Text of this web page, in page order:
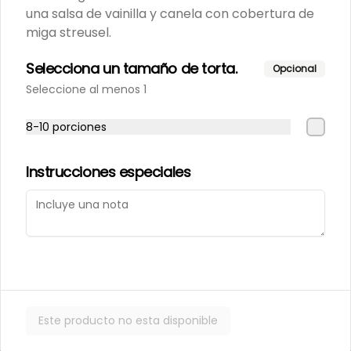
Porción de nuestro tradicional
kuchen de nuez.
$6.000
Porción de Torta Hojarasca
Capas de hojarasca rellenas con
manjar, plátano y crema de
vainilla.
Alfajores
una salsa de vainilla y canela con cobertura de
miga streusel.
Selecciona un tamaño de torta. Opcional
Seleccione al menos 1
8-10 porciones
Instrucciones especiales
Este producto no esta disponible